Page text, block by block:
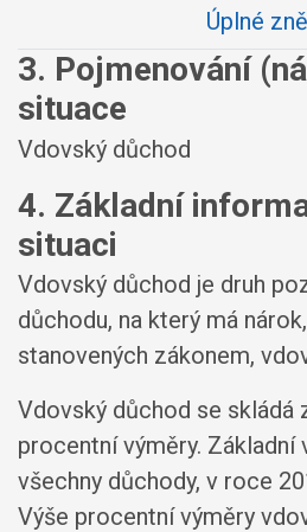
Úplné
3. Pojmenování
situace
Vdovský důchod
4. Základní
situaci
Vdovský důchod je druh
důchodu, na který má
stanovených zákonem,
Vdovský důchod se skládá
procentní výměry. Základní
všechny důchody, v roce
Výše procentní výměry